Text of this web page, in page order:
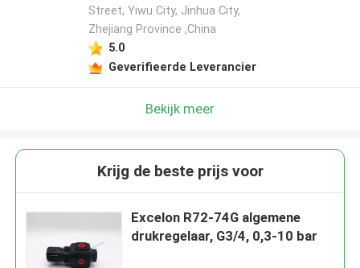
Street, Yiwu City, Jinhua City,
Zhejiang Province ,China
5.0
Geverifieerde Leverancier
Bekijk meer
Krijg de beste prijs voor
Excelon R72-74G algemene
drukregelaar, G3/4, 0,3-10 bar